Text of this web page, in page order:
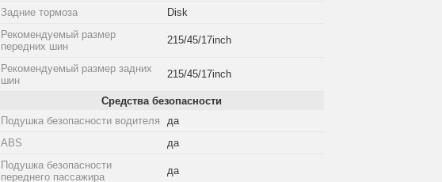
Задние тормоза
Disk
Рекомендуемый размер
передних шин
215/45/17inch
Рекомендуемый размер задних
шин
215/45/17inch
Средства безопасности
Подушка безопасности водителя
да
ABS
да
Подушка безопасности
переднего пассажира
да